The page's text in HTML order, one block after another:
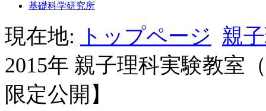
基礎科学研究所
現在地: トップページ 親
2015年 親子理科実験教室
限定公開】